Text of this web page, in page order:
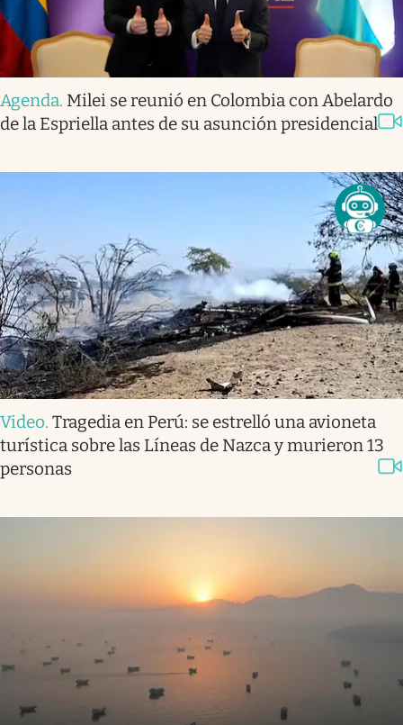
Agenda. Milei se reunió en Colombia con Abelardo
de la Espriella antes de su asunción presidencial
Video. Tragedia en Perú: se estrelló una avioneta
turística sobre las Líneas de Nazca y murieron 13
personas